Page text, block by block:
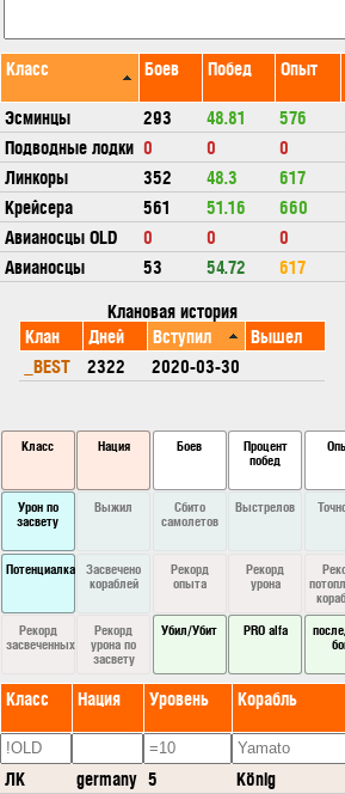
Класс Боев Побед Опыт
Эсминцы
293 48.81 576
Подводные лодки 0 0 0
Линкоры
352 48.3 617
Крейсера
561 51.16 660
Авианосцы OLD
0 0 0
Авианосцы
53 54.72 617
Клановая история
Клан
Дней Вступил
Вышел
_BEST
2322 2020-03-30
Класс Нация Боев
Процент
побед
Урон по
засвету
Выжил
Сбито
самолетов
Выстрелов
Потенциалка
Засвечено
кораблей
Рекорд
опыта
Рекорд
урона
Рекорд
засвеченных
Рекорд
урона по
засвету
Убил/Убит PRO alfa
Класс Нация Уровень Корабль
ЛК germany 5 König